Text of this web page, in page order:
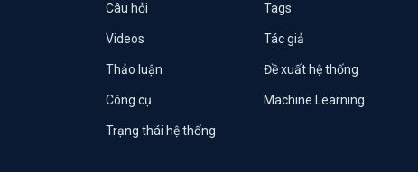
Câu hỏi Tags
Videos Tác giả
Thảo luận Đề xuất hệ thống
Công cụ Machine Learning
Trạng thái hệ thống